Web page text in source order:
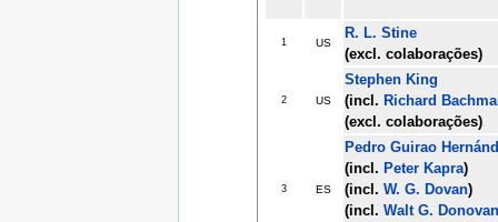
1 US
R. L. Stine
(excl. colaborações)
2 US
Stephen King
(incl. Richard
(excl. colaborações)
3 ES
Pedro Guirao
(incl. Peter Kapra)
(incl. W. G. Dovan)
(incl. Walt G. Donovan